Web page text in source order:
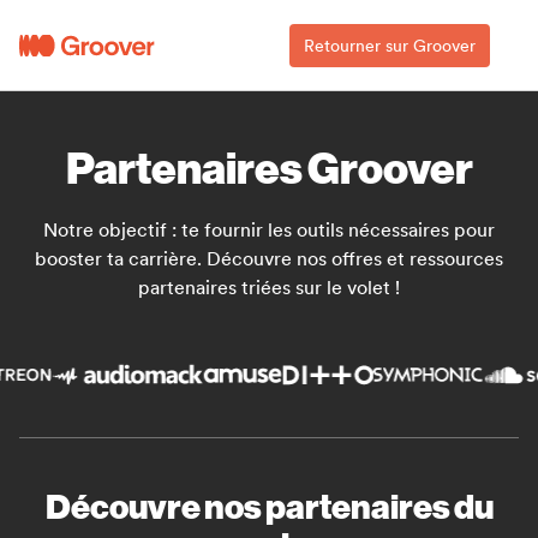
Retourner sur Groover
Partenaires Groover
Notre objectif : te fournir les outils nécessaires pour
booster ta carrière. Découvre nos offres et ressources
partenaires triées sur le volet !
Découvre nos partenaires du